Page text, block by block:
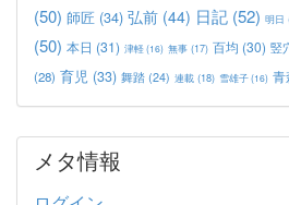
(50) 師匠 (34) 弘前 (44) 日記 (52) 明日
(50) 本日 (31) 津軽(16) 無事 (17) 百均 (30) 竪
(28) 育児 (33) 舞踏 (24) 連載 (18) 雪雄子(16) 青
メタ情報